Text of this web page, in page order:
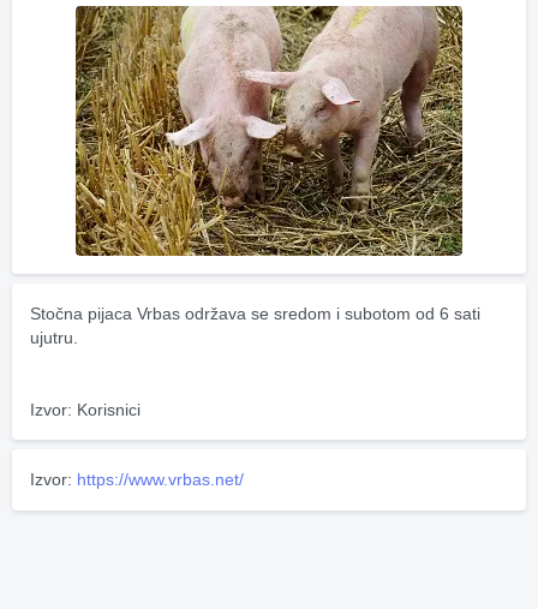
Stočna pijaca Vrbas održava se sredom i subotom od 6 sati
ujutru.
Izvor: Korisnici
Izvor: https://www.vrbas.net/